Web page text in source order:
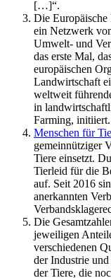
[…]“.
Die
ein Netzwerk
Umwelt- und
das erste Mal,
europäischen
Landwirtschaft
weltweit
in
Farming, initiiert.
Menschen für
gemeinnütziger
Tiere einsetzt.
Tierleid für die
auf. Seit 2016
anerkannten
Die
jeweiligen
verschiedenen
der Industrie
der Tiere, die